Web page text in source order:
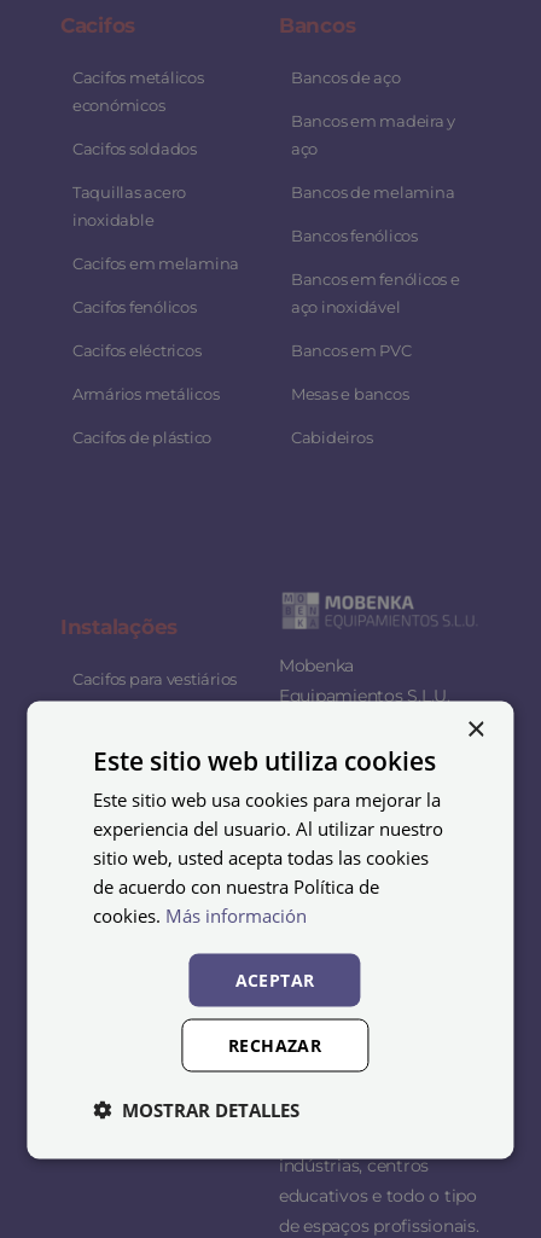
Cacifos
Cacifos metálicos
económicos
Cacifos soldados
Taquillas acero
inoxidable
Cacifos em melamina
Cacifos fenólicos
Cacifos eléctricos
Armários metálicos
Cacifos de plástico
Bancos
Bancos de aço
Bancos em madeira y
aço
Bancos de melamina
Bancos fenólicos
Bancos em fenólicos e
aço inoxidável
Bancos em PVC
Mesas e bancos
Cabideiros
Instalações
Cacifos para vestiários
Armazenamento de
esquis
Cacifos para escritórios
Cacifos industriais
Cacifos para
Cacifos escolares
Lavandaria e limpeza
Mobenka
Equipamientos S.L.U.
design, fabrico e
mobiliário metálico para
empresas, organizações
e coletividades.
O nosso objetivo é
oferecer soluções
funcionais e duradouras
que se adaptem às
necessidades de cada
cliente, equipando
balneários, escritórios,
indústrias, centros
educativos e todo o tipo
de espaços profissionais.
×
Este sitio web utiliza cookies
Este sitio web usa cookies para mejorar la
experiencia del usuario. Al utilizar nuestro
sitio web, usted acepta todas las cookies
de acuerdo con nuestra Política de
cookies. Más información
ACEPTAR
RECHAZAR
MOSTRAR DETALLES